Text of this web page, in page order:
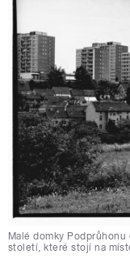
Malé domky
století, které stojí na